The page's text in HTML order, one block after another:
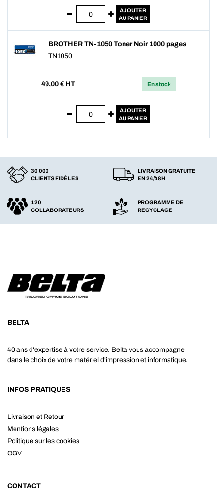
AJOUTER
AU PANIER
BROTHER TN-1050 Toner Noir 1000 pages
TN1050
49,00 € HT En stock
AJOUTER
AU PANIER
30 000
CLIENTS FIDÈLES
LIVRAISON GRATUITE
EN 24/48H
120
COLLABORATEURS
PROGRAMME DE
RECYCLAGE
BELTA
40 ans d'expertise à votre service. Belta vous accompagne
dans le choix de votre matériel d'impression et informatique.
INFOS PRATIQUES
Livraison et Retour
Mentions légales
Politique sur les cookies
CGV
CONTACT